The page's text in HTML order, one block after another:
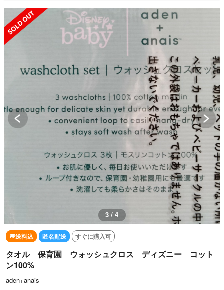
SOLD OUT
3 / 4
送料込 匿名配送 すぐに購入可
タオル 保育園 ウォッシュクロス ディズニー コット
ン100%
aden+anais